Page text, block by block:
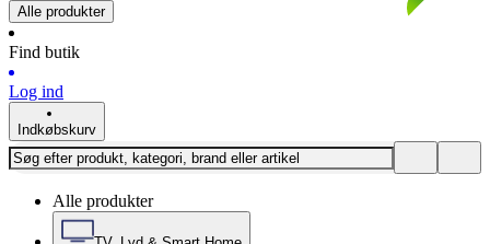
Alle produkter
Find butik
Log ind
Indkøbskurv
Alle produkter